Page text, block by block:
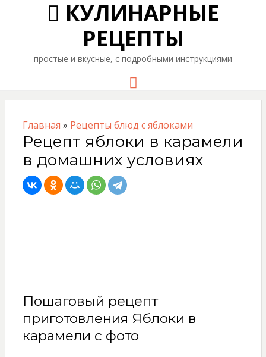
КУЛИНАРНЫЕ
РЕЦЕПТЫ
простые и вкусные, с подробными инструкциями
Главная » Рецепты блюд с яблоками
Рецепт яблоки в карамели
в домашних условиях
Пошаговый рецепт
приготовления Яблоки в
карамели с фото